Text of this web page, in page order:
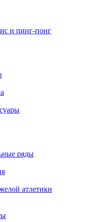
и пинг-понг
ряды
атлетики